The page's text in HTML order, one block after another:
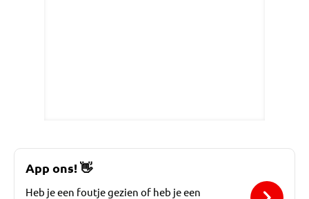
App ons!👋
Heb je een foutje gezien of heb je een